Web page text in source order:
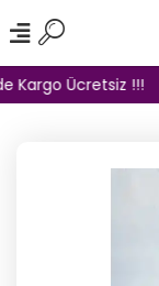
Kargo Ücretsiz !!!